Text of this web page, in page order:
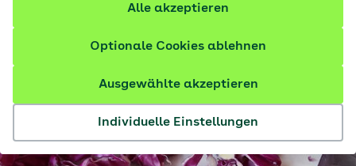
Individuelle Einstellungen
Ausgewählte akzeptieren
Optionale Cookies ablehnen
Alle akzeptieren